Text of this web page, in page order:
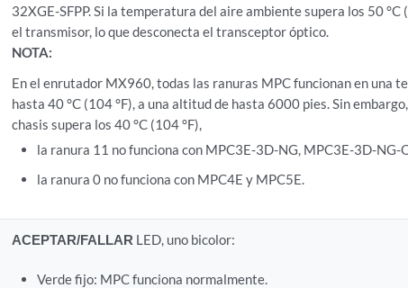
32XGE-SFPP. Si la temperatura del aire ambiente supera los 50 °C
el transmisor, lo que desconecta el transceptor óptico.
NOTA:
En el enrutador MX960, todas las ranuras MPC funcionan en una
hasta 40 °C (104 °F), a una altitud de hasta 6000 pies. Sin
chasis supera los 40 °C (104 °F),
la ranura 11 no funciona con MPC3E-3D-NG, MPC3E-3D-NG-
la ranura 0 no funciona con MPC4E y MPC5E.
ACEPTAR/FALLAR LED, uno bicolor:
Verde fijo: MPC funciona normalmente.